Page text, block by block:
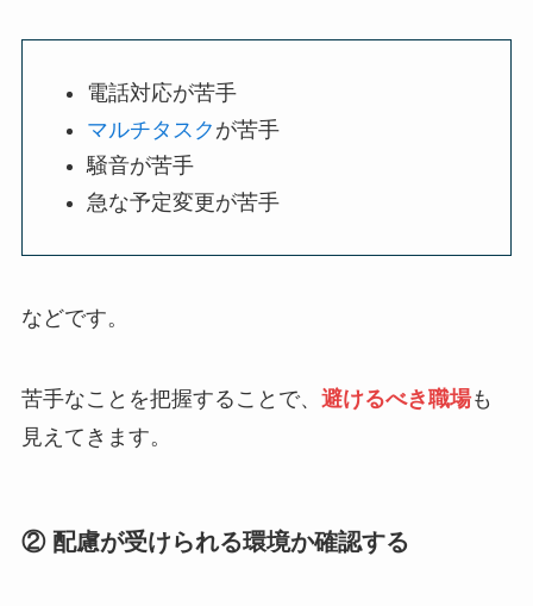
電話対応が苦手
マルチタスク が苦手
騒音が苦手
急な予定変更が苦手
などです。
苦手なことを把握することで、 避けるべき職場も
見えてきます。
② 配慮が受けられる環境か確認する